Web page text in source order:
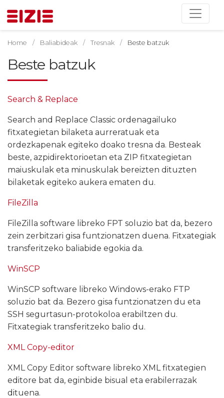
Home Baliabideak Tresnak Beste batzuk
Beste batzuk
Search & Replace
Search and Replace Classic ordenagailuko
fitxategietan bilaketa aurreratuak eta
ordezkapenak egiteko doako tresna da. Besteak
beste, azpidirektorioetan eta ZIP fitxategietan
maiuskulak eta minuskulak bereizten dituzten
bilaketak egiteko aukera ematen du.
FileZilla
FileZilla software libreko FPT soluzio bat da, bezero
zein zerbitzari gisa funtzionatzen duena. Fitxategiak
transferitzeko baliabide egokia da.
WinSCP
WinSCP software libreko Windows-erako FTP
soluzio bat da. Bezero gisa funtzionatzen du eta
SSH segurtasun-protokoloa erabiltzen du.
Fitxategiak transferitzeko balio du.
XML Copy-editor
XML Copy Editor software libreko XML fitxategien
editore bat da, eginbide bisual eta erabilerrazak
dituena.